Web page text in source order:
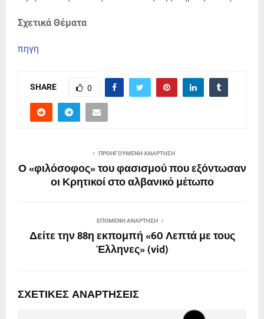
Σχετικά Θέματα
πηγη
SHARE 0
ΠΡΟΗΓΟΎΜΕΝΗ ΑΝΆΡΤΗΣΗ
Ο «φιλόσοφος» του φασισμού που εξόντωσαν
οι Κρητικοί στο αλβανικό μέτωπο
ΕΠΌΜΕΝΗ ΑΝΆΡΤΗΣΗ
Δείτε την 88η εκπομπή «60 Λεπτά με τους
Έλληνες» (vid)
ΣΧΕΤΙΚΈΣ ΑΝΑΡΤΉΣΕΙΣ